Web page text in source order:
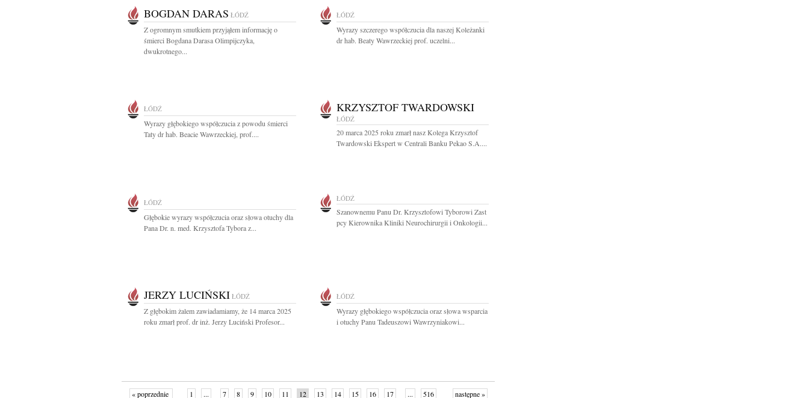
BOGDAN DARAS ŁÓDŹ
Z ogromnym smutkiem przyjąłem informację o
śmierci Bogdana Darasa Olimpijczyka,
dwukrotnego...
ŁÓDŹ
Wyrazy szczerego współczucia dla naszej Koleżanki
dr hab. Beaty Wawrzeckiej prof. uczelni...
ŁÓDŹ
Wyrazy głębokiego współczucia z powodu śmierci
Taty dr hab. Beacie Wawrzeckiej, prof....
KRZYSZTOF TWARDOWSKI
ŁÓDŹ
20 marca 2025 roku zmarł nasz Kolega Krzysztof
Twardowski Ekspert w Centrali Banku Pekao S.A....
ŁÓDŹ
Głębokie wyrazy współczucia oraz słowa otuchy dla
Pana Dr. n. med. Krzysztofa Tybora z...
ŁÓDŹ
Szanownemu Panu Dr. Krzysztofowi Tyborowi Zast
pcy Kierownika Kliniki Neurochirurgii i Onkologii...
JERZY LUCIŃSKI ŁÓDŹ
Z głębokim żalem zawiadamiamy, że 14 marca 2025
roku zmarł prof. dr inż. Jerzy Luciński Profesor...
ŁÓDŹ
Wyrazy głębokiego współczucia oraz słowa wsparcia
i otuchy Panu Tadeuszowi Wawrzyniakowi...
« poprzednie 1 ... 7 8 9 10 11 12 13 14 15 16 17 ... 516 następne »